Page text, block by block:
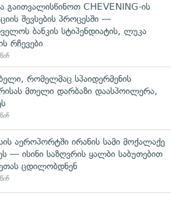
გაითვალისწინოთ CHEVENING-ის
შევსების პროცესში —
ბანკის სტიპენდიატის, ლუკა
რჩევები
რომელმაც სპაიდერმენის
მთელი დარბაზი დაასპოილერა,
აეროპორტში ირანის სამი მოქალაქე
— ისინი საზღვრის ყალბი საბუთებით
ცდილობდნენ